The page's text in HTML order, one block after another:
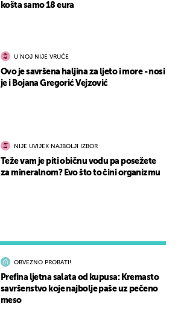
OBVEZNO PROBATI!
Prefina ljetna salata od kupusa: Kremasto
savršenstvo koje najbolje paše uz pečeno
meso
košta samo 18 eura
U NOJ NIJE VRUĆE
Ovo je savršena haljina za ljeto i more - nosi
je i Bojana Gregorić Vejzović
NIJE UVIJEK NAJBOLJI IZBOR
Teže vam je piti običnu vodu pa posežete
za mineralnom? Evo što to čini organizmu